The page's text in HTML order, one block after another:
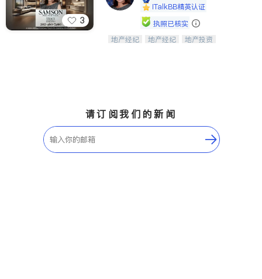
3
iTalkBB精英认证
执照已核实
Tracy Zhang - 引领大华府地区房产
地产经纪 地产经纪
地产投资
请订阅我们的新闻